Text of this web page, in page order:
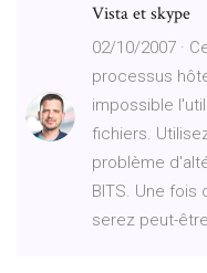
Vista et skype
02/10/2007 ·
processus
impossible
fichiers.
problème
BITS. Une fois
serez peut-